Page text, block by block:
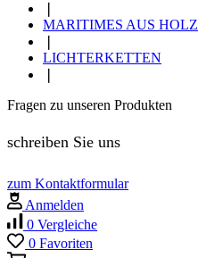
MARITIMES AUS HOLZ
LICHTERKETTEN
Fragen zu unseren Produkten
schreiben Sie uns
zum Kontaktformular
Anmelden
0 Vergleiche
0 Favoriten